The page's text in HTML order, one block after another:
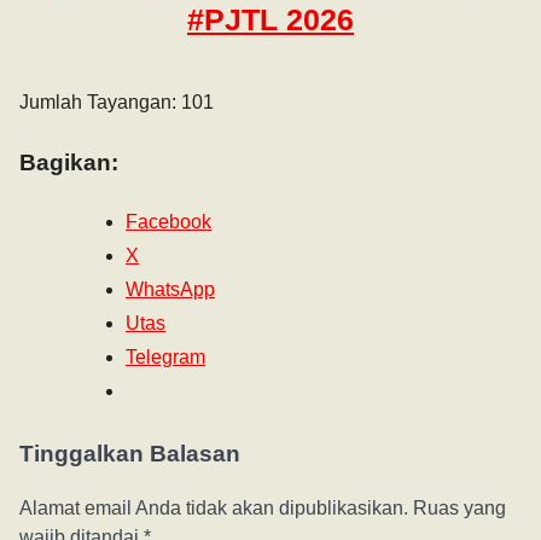
#PJTL 2026
Jumlah Tayangan: 101
Bagikan:
Facebook
X
WhatsApp
Utas
Telegram
Tinggalkan Balasan
Alamat email Anda tidak akan dipublikasikan. Ruas yang